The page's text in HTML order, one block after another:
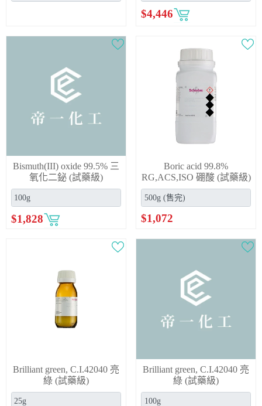
$4,446
Bismuth(III) oxide 99.5% 三
氧化二鉍 (試藥級)
$1,828
Boric acid 99.8%
RG,ACS,ISO 硼酸 (試藥級)
$1,072
Brilliant green, C.I.42040 亮
綠 (試藥級)
Brilliant green, C.I.42040 亮
綠 (試藥級)